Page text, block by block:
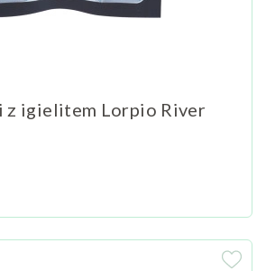
z igielitem Lorpio River